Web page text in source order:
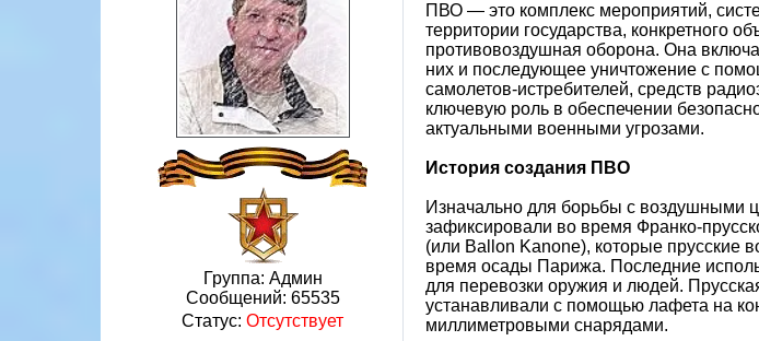
Группа: Админ
Сообщений: 65535
Статус: Отсутствует
ПВО — это комплекс мероприятий,
территории государства, конкретного
противовоздушная оборона. Она
них и последующее уничтожение с
самолетов-истребителей, средств
ключевую роль в обеспечении
актуальными военными угрозами.
История создания ПВО
Изначально для борьбы с воздушными
зафиксировали во время Франко-
(или Ballon Kanone), которые прусские
время осады Парижа. Последние
для перевозки оружия и людей.
устанавливали с помощью лафета на
миллиметровыми снарядами.